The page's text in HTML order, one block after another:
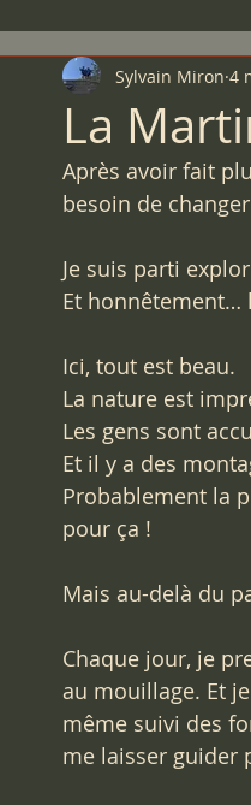
VOYAGE EN TANDEM 2017
La
Sylvain Miron 4
Après avoir fait
besoin de
Je suis parti
Et honnêtement…
Ici, tout est beau.
La nature est
Les gens sont
Et il y a des
Probablement la
pour ça !
Mais au-delà du
Chaque jour, je
au mouillage. Et
même suivi des
me laisser guider